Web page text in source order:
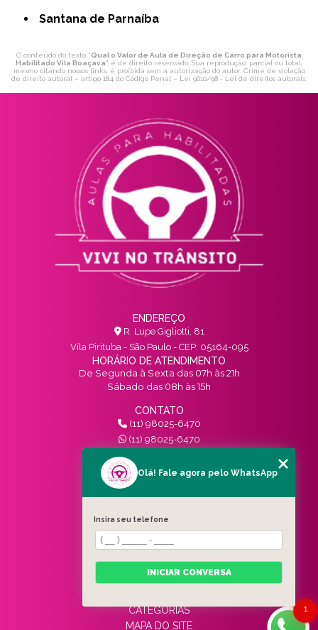
Santana de Parnaíba
O conteúdo do texto "Qual o Valor de Aula de Direção de Carro para Motorista
Habilitado Vila Boaçava" é de direito reservado. Sua reprodução, parcial ou total,
mesmo citando nossos links, é proibida sem a autorização do autor. Crime de violação
de direito autoral – artigo 184 do Código Penal – Lei 9610/98 - Lei de direitos autorais.
ENDEREÇO
R. Lupe Gigliotti, 81
Vila Pirituba - São Paulo - CEP: 05164-095
HORÁRIO DE ATENDIMENTO
De Segunda à Sexta das 07h às 21h
Sábado das 08h às 15h
CONTATO
(11) 98025-6470
(11) 98025-6470
contato@vivinotransito.com.br
SIGA-NOS!
MENU
HOME
QUEM SOMOS
SERVIÇOS
BLOG
CATEGORIAS
MAPA DO SITE
1
Olá! Fale agora pelo WhatsApp
Insira seu telefone
INICIAR CONVERSA